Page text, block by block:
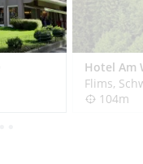
Hotel Am
Flims,
104m